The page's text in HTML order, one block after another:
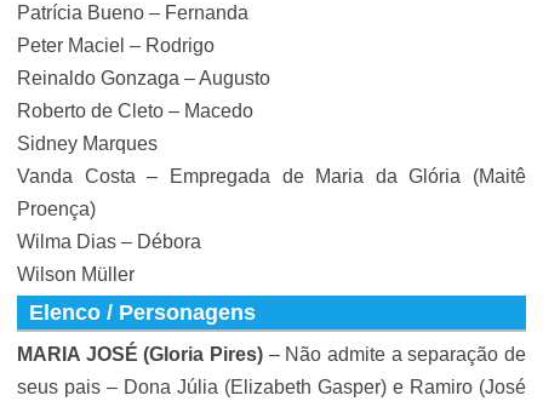
Patrícia Bueno – Fernanda
Peter Maciel – Rodrigo
Reinaldo Gonzaga – Augusto
Roberto de Cleto – Macedo
Sidney Marques
Vanda Costa – Empregada de Maria da Glória (Maitê
Proença)
Wilma Dias – Débora
Wilson Müller
Elenco / Personagens
MARIA JOSÉ (Gloria Pires) – Não admite a separação de
seus pais – Dona Júlia (Elizabeth Gasper) e Ramiro (José